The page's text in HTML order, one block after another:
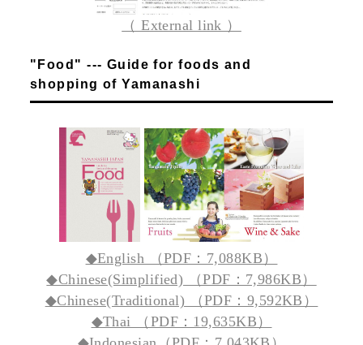
（ External link ）
"Food" --- Guide for foods and
shopping of Yamanashi
◆English （PDF：7,088KB）
◆Chinese(Simplified) （PDF：7,986KB）
◆Chinese(Traditional) （PDF：9,592KB）
◆Thai （PDF：19,635KB）